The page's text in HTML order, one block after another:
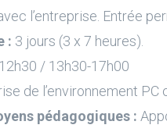
l’entreprise. Entrée
: 3 jours (3 x 7 heures).
/ 13h30-17h00
de l’environnement PC
pédagogiques :